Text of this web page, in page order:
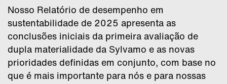
Nosso Relatório de desempenho em
sustentabilidade de 2025 apresenta as
conclusões iniciais da primeira avaliação de
dupla materialidade da Sylvamo e as novas
prioridades definidas em conjunto, com base no
que é mais importante para nós e para nossas